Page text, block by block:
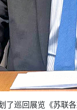
了巡回展览《苏